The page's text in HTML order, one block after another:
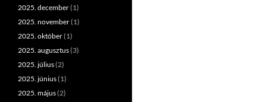
2025. december(1)
2025. november(1)
2025. október(1)
2025. augusztus(3)
2025. július(2)
2025. június(1)
2025. május(2)